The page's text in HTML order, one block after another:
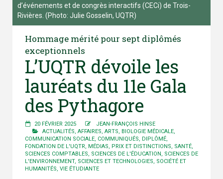
d’événements et de congrès interactifs (CECi) de Trois-
Rivières. (Photo: Julie Gosselin, UQTR)
Hommage mérité pour sept diplômés
exceptionnels
L’UQTR dévoile les
lauréats du 11e Gala
des Pythagore
20 FÉVRIER 2025
JEAN-FRANÇOIS HINSE
ACTUALITÉS, AFFAIRES, ARTS, BIOLOGIE MÉDICALE,
COMMUNICATION SOCIALE, COMMUNIQUÉS, DIPLÔMÉ,
FONDATION DE L'UQTR, MÉDIAS, PRIX ET DISTINCTIONS, SANTÉ,
SCIENCES COMPTABLES, SCIENCES DE L'ÉDUCATION , SCIENCES DE
L'ENVIRONNEMENT, SCIENCES ET TECHNOLOGIES, SOCIÉTÉ ET
HUMANITÉS, VIE ÉTUDIANTE